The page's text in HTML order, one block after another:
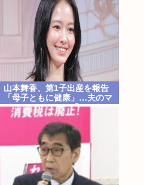
山本舞香、第1子出産を報告
「母子ともに健康」…夫のマ
イファス・Hiroは「いいね」
森進一&森昌子さんの孫